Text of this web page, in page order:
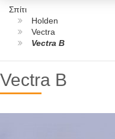
Σπίτι
Holden
Vectra
Vectra B
Vectra B